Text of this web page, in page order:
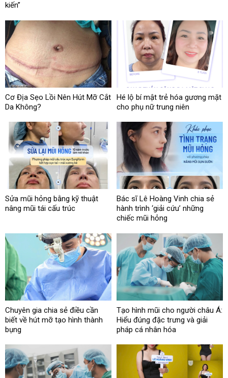
kiến”
Cơ Địa Sẹo Lồi Nên Hút Mỡ Cắt
Da Không?
Hé lộ bí mật trẻ hóa gương mặt
cho phụ nữ trung niên
Sửa mũi hỏng bằng kỹ thuật
nâng mũi tái cấu trúc
Bác sĩ Lê Hoàng Vinh chia sẻ
hành trình ‘giải cứu’ những
chiếc mũi hỏng
Chuyên gia chia sẻ điều cần
biết về hút mỡ tạo hình thành
bụng
Tạo hình mũi cho người châu Á:
Hiểu đúng đặc trưng và giải
pháp cá nhân hóa